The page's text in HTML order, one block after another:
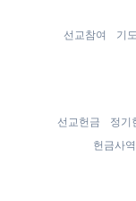
선교참여 기
선교헌금 정기
헌금사